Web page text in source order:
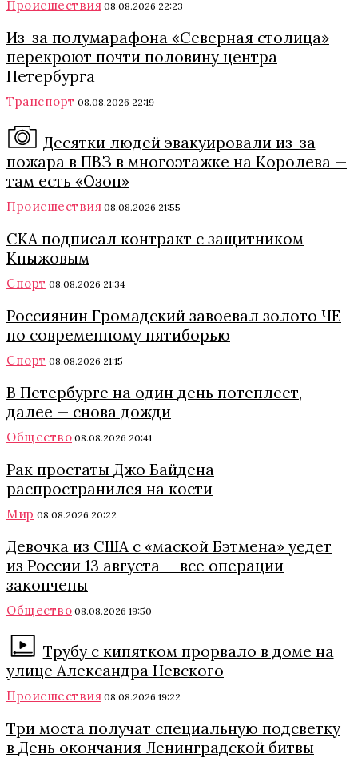
Происшествия 08.08.2026 22:23
Из-за полумарафона «Северная столица»
перекроют почти половину центра
Петербурга
Транспорт 08.08.2026 22:19
Десятки людей эвакуировали из-за
пожара в ПВЗ в многоэтажке на Королева —
там есть «Озон»
Происшествия 08.08.2026 21:55
СКА подписал контракт с защитником
Кныжовым
Спорт 08.08.2026 21:34
Россиянин Громадский завоевал золото ЧЕ
по современному пятиборью
Спорт 08.08.2026 21:15
В Петербурге на один день потеплеет,
далее — снова дожди
Общество 08.08.2026 20:41
Рак простаты Джо Байдена
распространился на кости
Мир 08.08.2026 20:22
Девочка из США с «маской Бэтмена» уедет
из России 13 августа — все операции
закончены
Общество 08.08.2026 19:50
Трубу с кипятком прорвало в доме на
улице Александра Невского
Происшествия 08.08.2026 19:22
Три моста получат специальную подсветку
в День окончания Ленинградской битвы